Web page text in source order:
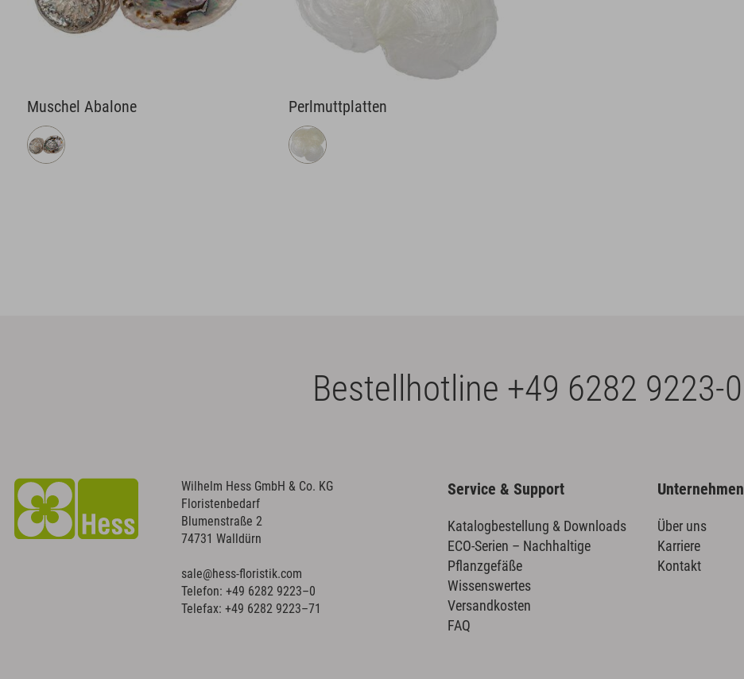
Muschel Abalone Perlmuttplatten
Bestellhotline +49 6282 9223-0
Wilhelm Hess GmbH & Co. KG
Floristenbedarf
Blumenstraße 2
74731 Walldürn
sale@hess-floristik.com
Telefon: +49 6282 9223–0
Telefax: +49 6282 9223–71
Service & Support
Katalogbestellung & Downloads
ECO-Serien – Nachhaltige
Pflanzgefäße
Wissenswertes
Versandkosten
FAQ
Unternehmen
Über uns
Karriere
Kontakt